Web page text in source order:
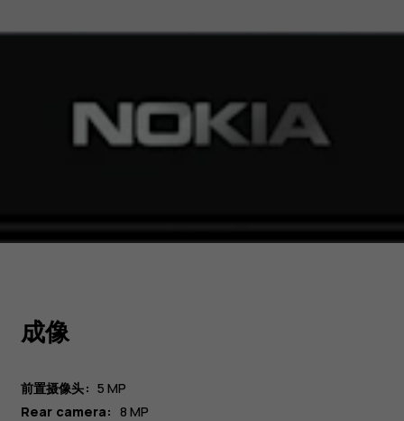
成像
前置摄像头: 5 MP
Rear camera: 8 MP